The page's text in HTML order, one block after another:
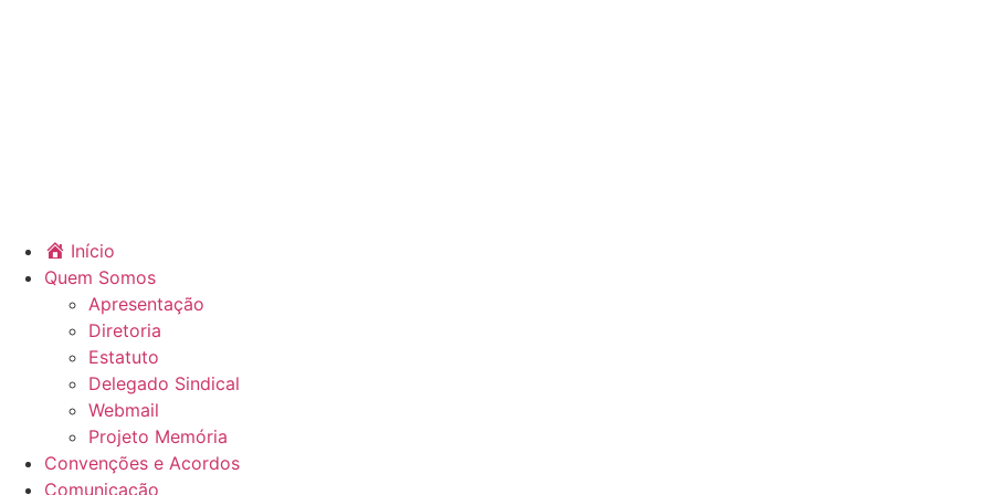
Início
Quem Somos
Apresentação
Diretoria
Estatuto
Delegado Sindical
Webmail
Projeto Memória
Convenções e Acordos
Comunicação